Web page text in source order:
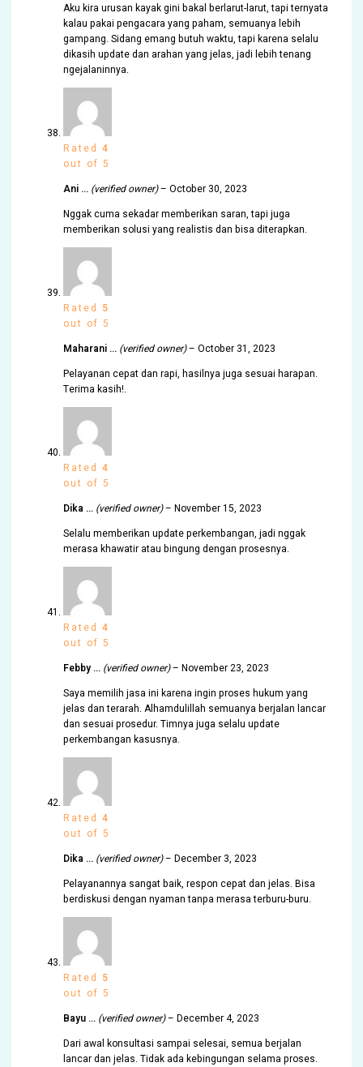
Aku kira urusan kayak gini bakal berlarut-larut, tapi ternyata
kalau pakai pengacara yang paham, semuanya lebih
gampang. Sidang emang butuh waktu, tapi karena selalu
dikasih update dan arahan yang jelas, jadi lebih tenang
ngejalaninnya.
Rated4
out of 5
Ani … (verified owner)– October 30, 2023
Nggak cuma sekadar memberikan saran, tapi juga
memberikan solusi yang realistis dan bisa diterapkan.
Rated 5
out of 5
Maharani … (verified owner)– October 31, 2023
Pelayanan cepat dan rapi, hasilnya juga sesuai harapan.
Terima kasih!.
Rated4
out of 5
Dika … (verified owner)– November 15, 2023
Selalu memberikan update perkembangan, jadi nggak
merasa khawatir atau bingung dengan prosesnya.
Rated4
out of 5
Febby … (verified owner)– November 23, 2023
Saya memilih jasa ini karena ingin proses hukum yang
jelas dan terarah. Alhamdulillah semuanya berjalan lancar
dan sesuai prosedur. Timnya juga selalu update
perkembangan kasusnya.
Rated4
out of 5
Dika … (verified owner)– December 3, 2023
Pelayanannya sangat baik, respon cepat dan jelas. Bisa
berdiskusi dengan nyaman tanpa merasa terburu-buru.
Rated 5
out of 5
Bayu … (verified owner)– December 4, 2023
Dari awal konsultasi sampai selesai, semua berjalan
lancar dan jelas. Tidak ada kebingungan selama proses.